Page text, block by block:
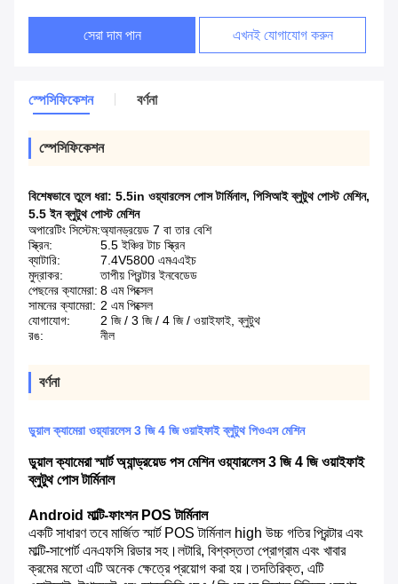
সেরা দাম পান এখনই যোগাযোগ করুন
স্পেসিফিকেশন বর্ণনা
স্পেসিফিকেশন
বিশেষভাবে তুলে ধরা: 5.5in ওয়্যারলেস পোস টার্মিনাল, পিসিআই ব্লুটুথ পোস্ট মেশিন,
5.5 ইন ব্লুটুথ পোস্ট মেশিন
অপারেটিং সিস্টেম:অ্যানড্রয়েড 7 বা তার বেশি
স্ক্রিন:
5.5 ইঞ্চির টাচ স্ক্রিন
ব্যাটারি:
7.4V5800 এমএএইচ
মুদ্রাকর:
তাপীয় প্রিন্টার ইনবেডেড
পেছনের ক্যামেরা: 8 এম পিক্সেল
সামনের ক্যামেরা: 2 এম পিক্সেল
যোগাযোগ:
2 জি / 3 জি / 4 জি / ওয়াইফাই, ব্লুটুথ
রঙ:
নীল
বর্ণনা
ডুয়াল ক্যামেরা ওয়্যারলেস 3 জি 4 জি ওয়াইফাই ব্লুটুথ পিওএস মেশিন
ডুয়াল ক্যামেরা স্মার্ট অ্যান্ড্রয়েড পস মেশিন ওয়্যারলেস 3 জি 4 জি ওয়াইফাই
ব্লুটুথ পোস টার্মিনাল
Android মাল্টি-ফাংশন POS টার্মিনাল
একটি সাধারণ তবে মার্জিত স্মার্ট POS টার্মিনাল high উচ্চ গতির প্রিন্টার এবং
মাল্টি-সাপোর্ট এনএফসি রিডার সহ।লটারি, বিশ্বস্ততা প্রোগ্রাম এবং খাবার
ক্রমের মতো এটি অনেক ক্ষেত্রে প্রয়োগ করা হয়।তদতিরিক্ত, এটি